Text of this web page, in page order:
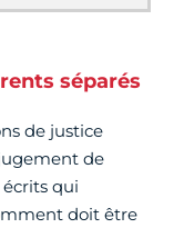
séparés
de justice
de
qui
doit être